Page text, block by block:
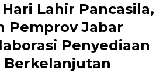
Lahir Pancasila,
Pemprov Jabar
Penyediaan
Berkelanjutan